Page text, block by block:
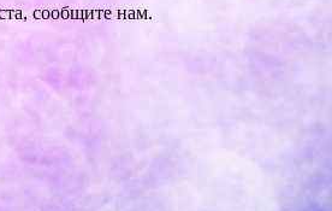
сообщите нам.